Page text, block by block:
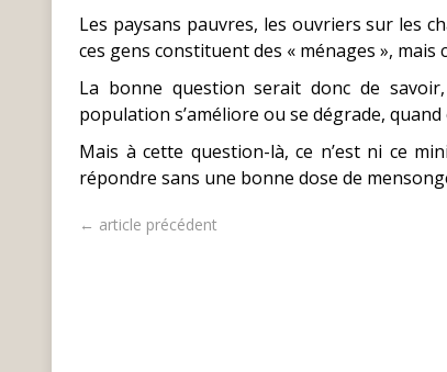
Les paysans pauvres, les ouvriers sur les
ces gens constituent des « ménages »,
La bonne question serait donc de
population s’améliore ou se dégrade,
Mais à cette question-là, ce n’est ni ce
répondre sans une bonne dose de
← article précédent